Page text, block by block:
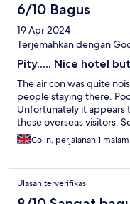
6/10 Bagus
19 Apr 2024
Terjemahkan dengan
Pity..... Nice hotel but
The air con was quite
people staying there.
Unfortunately it appears
these overseas visitors.
Colin, perjalanan 1 malam
Ulasan terverifikasi